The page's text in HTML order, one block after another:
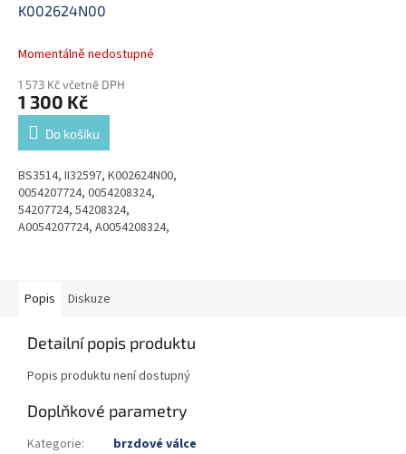
K002624N00
Momentálně nedostupné
1 573 Kč včetně DPH
1 300 Kč
Do košíku
BS3514, II32597, K002624N00,
0054207724, 0054208324,
54207724, 54208324,
A0054207724, A0054208324,
Popis
Diskuze
Detailní popis produktu
Popis produktu není dostupný
Doplňkové parametry
Kategorie:
brzdové válce